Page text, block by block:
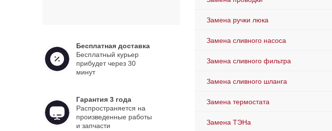
Бесплатная доставка
Бесплатный курьер
прибудет через 30
минут
Гарантия 3 года
Распространяется на
произведенные работы
и запчасти
Замена ручки люка
Замена сливного насоса
Замена сливного фильтра
Замена сливного шланга
Замена термостата
Замена ТЭНа